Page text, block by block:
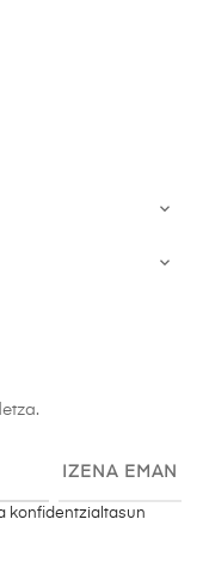


IZENA EMAN
konfidentzialtasun